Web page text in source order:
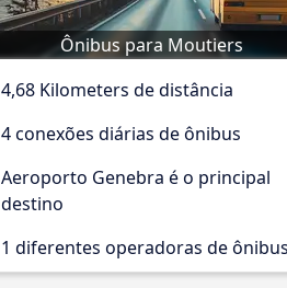
Ônibus para Moutiers
4,68 Kilometers de distância
4 conexões diárias de ônibus
Aeroporto Genebra é o principal
destino
1 diferentes operadoras de ônibus